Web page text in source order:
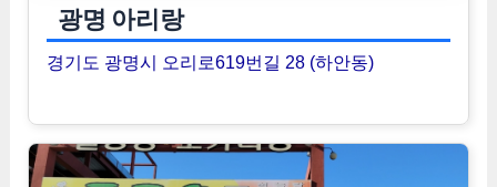
광명 아리랑
경기도 광명시 오리로619번길 28 (하안동)